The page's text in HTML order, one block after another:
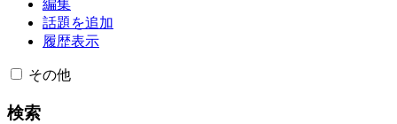
編集
話題を追加
履歴表示
その他
検索